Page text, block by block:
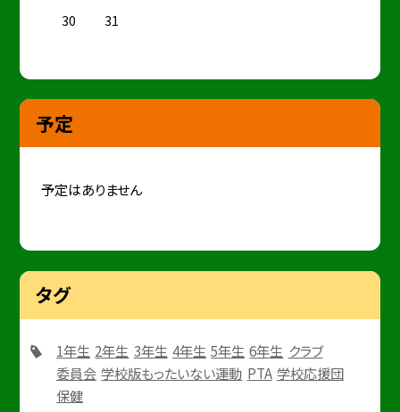
30
31
予定
予定はありません
タグ
1年生 2年生 3年生 4年生 5年生 6年生 クラブ
委員会 学校版もったいない運動 PTA 学校応援団
保健